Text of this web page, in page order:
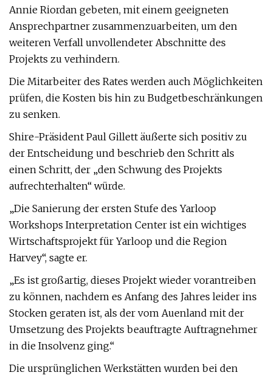
Annie Riordan gebeten, mit einem geeigneten
Ansprechpartner zusammenzuarbeiten, um den
weiteren Verfall unvollendeter Abschnitte des
Projekts zu verhindern.
Die Mitarbeiter des Rates werden auch Möglichkeiten
prüfen, die Kosten bis hin zu Budgetbeschränkungen
zu senken.
Shire-Präsident Paul Gillett äußerte sich positiv zu
der Entscheidung und beschrieb den Schritt als
einen Schritt, der „den Schwung des Projekts
aufrechterhalten“ würde.
„Die Sanierung der ersten Stufe des Yarloop
Workshops Interpretation Center ist ein wichtiges
Wirtschaftsprojekt für Yarloop und die Region
Harvey“, sagte er.
„Es ist großartig, dieses Projekt wieder vorantreiben
zu können, nachdem es Anfang des Jahres leider ins
Stocken geraten ist, als der vom Auenland mit der
Umsetzung des Projekts beauftragte Auftragnehmer
in die Insolvenz ging.“
Die ursprünglichen Werkstätten wurden bei den